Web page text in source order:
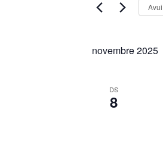
Avui
novembre 2025
DS
8